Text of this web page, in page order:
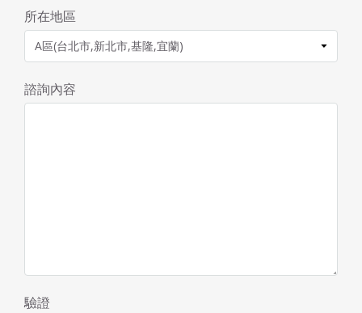
所在地區
諮詢內容
驗證